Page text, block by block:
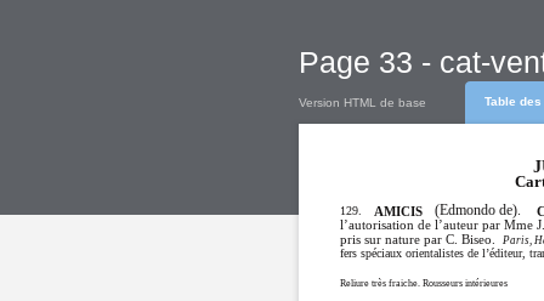
Page 33 - cat-
Version HTML de base Table
129. AMICIS (Edmondo de).
l’autorisation de l’auteur par Mme
pris sur nature par C. Biseo.
Paris,
fers spéciaux orientalistes de l’éditeur,
Reliure très fraiche. Rousseurs intérieures